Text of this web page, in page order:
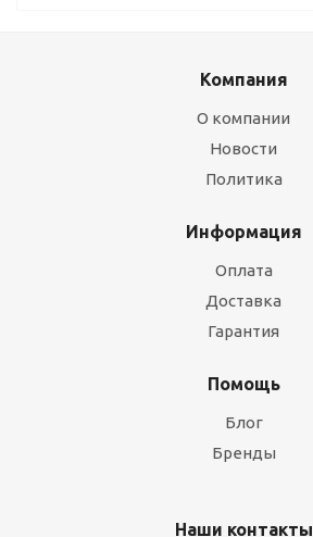
Компания
О компании
Новости
Политика
Информация
Оплата
Доставка
Гарантия
Помощь
Блог
Бренды
Наши контакты